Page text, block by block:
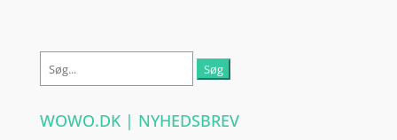
efter:
WOWO.DK | NYHEDSBREV